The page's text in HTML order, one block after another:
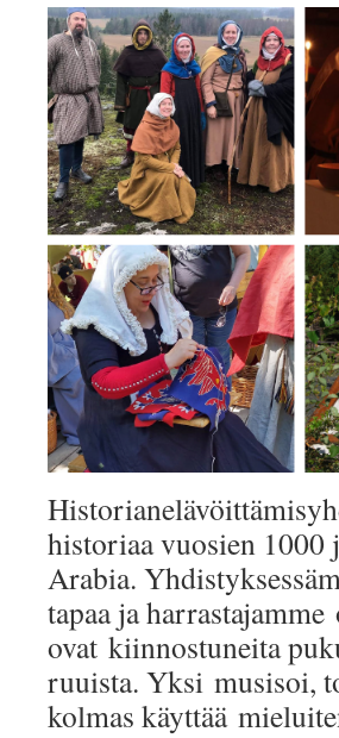
historiaa vuosien 1000
Arabia.
tapaa ja
ovat kiinnostuneita
ruuista. Yksi musisoi,
kolmas käyttää